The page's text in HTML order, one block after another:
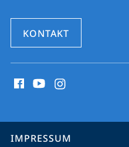
KONTAKT
Media
Service-
IMPRESSUM